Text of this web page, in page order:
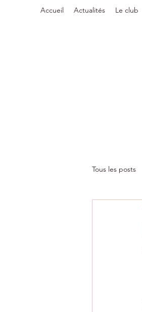
Accueil Actualités Le club
Tous les posts